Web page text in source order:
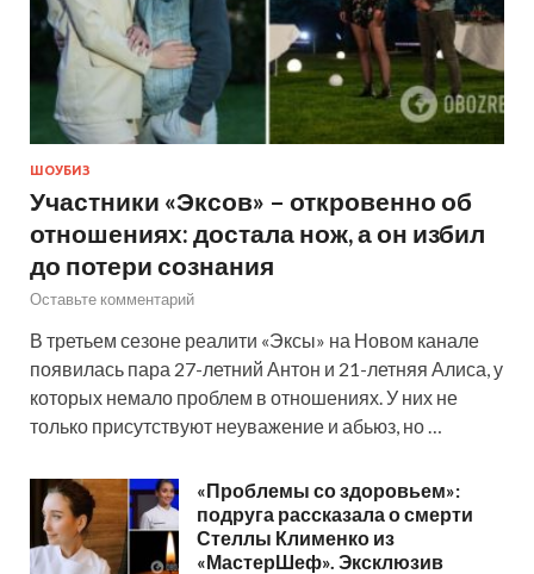
ШОУБИЗ
Участники «Эксов» – откровенно об
отношениях: достала нож, а он избил
до потери сознания
Оставьте комментарий
В третьем сезоне реалити «Эксы» на Новом канале
появилась пара 27-летний Антон и 21-летняя Алиса, у
которых немало проблем в отношениях. У них не
только присутствуют неуважение и абьюз, но …
«Проблемы со здоровьем»:
подруга рассказала о смерти
Стеллы Клименко из
«МастерШеф». Эксклюзив